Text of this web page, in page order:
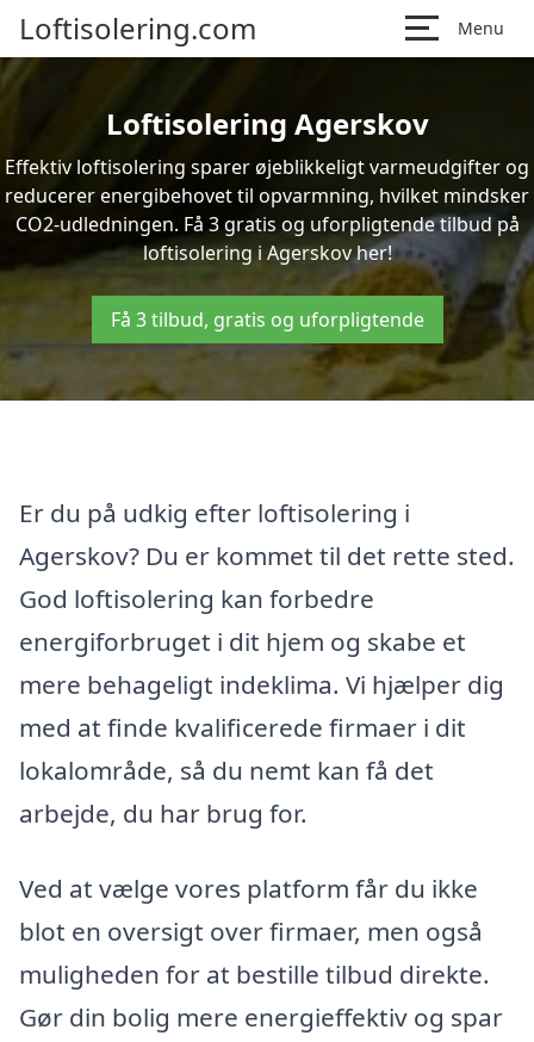
Loftisolering.com Menu
Loftisolering Agerskov
Effektiv loftisolering sparer øjeblikkeligt varmeudgifter og
reducerer energibehovet til opvarmning, hvilket mindsker
CO2-udledningen. Få 3 gratis og uforpligtende tilbud på
loftisolering i Agerskov her!
Få 3 tilbud, gratis og uforpligtende
Er du på udkig efter loftisolering i
Agerskov? Du er kommet til det rette sted.
God loftisolering kan forbedre
energiforbruget i dit hjem og skabe et
mere behageligt indeklima. Vi hjælper dig
med at finde kvalificerede firmaer i dit
lokalområde, så du nemt kan få det
arbejde, du har brug for.
Ved at vælge vores platform får du ikke
blot en oversigt over firmaer, men også
muligheden for at bestille tilbud direkte.
Gør din bolig mere energieffektiv og spar